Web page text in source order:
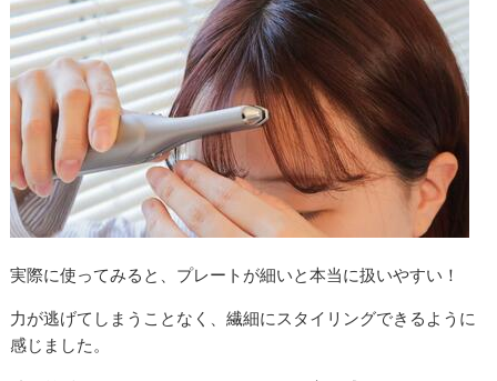
実際に使ってみると、プレートが細いと本当に扱いやすい！
力が逃げてしまうことなく、繊細にスタイリングできるように
感じました。